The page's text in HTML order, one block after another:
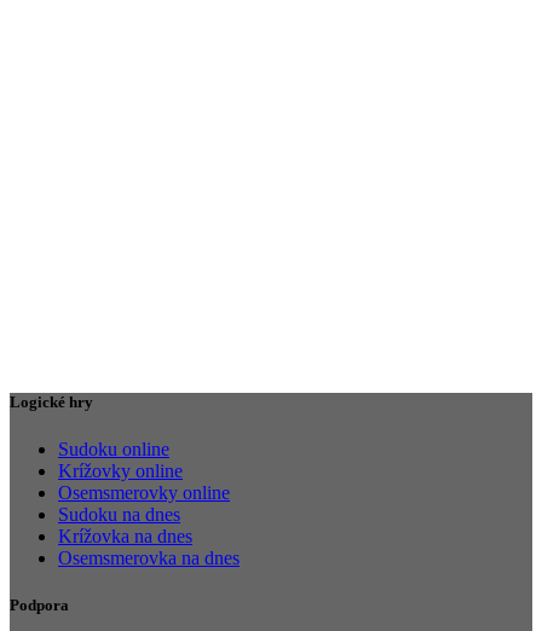
Logické hry
Sudoku online
Krížovky online
Osemsmerovky online
Sudoku na dnes
Krížovka na dnes
Osemsmerovka na dnes
Podpora